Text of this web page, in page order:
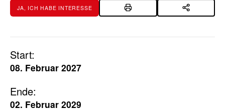
JA, ICH HABE INTERESSE
Start:
08. Februar 2027
Ende:
02. Februar 2029